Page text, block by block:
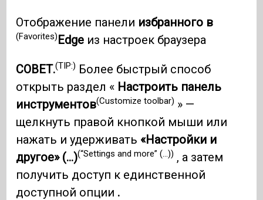
Отображение панели избранного в
(Favorites)Edge из настроек браузера
СОВЕТ.(TIP:) Более быстрый способ
открыть раздел « Настроить панель
инструментов(Customize toolbar) » —
щелкнуть правой кнопкой мыши или
нажать и удерживать «Настройки и
другое» (...)(“Settings and more” (...)) , а затем
получить доступ к единственной
доступной опции .